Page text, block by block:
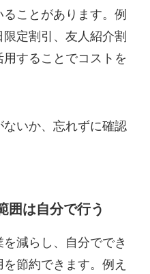
ことがあります。例
定割引、友人紹介割
することでコストを
いか、忘れずに確認
囲は自分で行う
減らし、自分ででき
節約できます。例え